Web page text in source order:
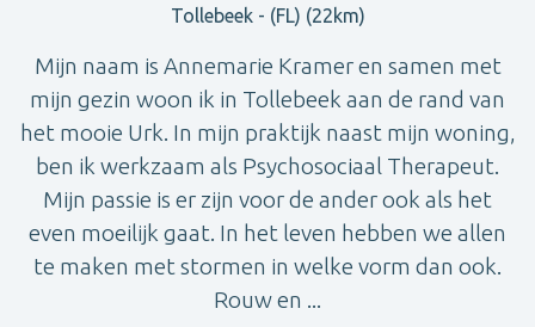
Tollebeek - (FL) (22km)
Mijn naam is Annemarie Kramer en samen met
mijn gezin woon ik in Tollebeek aan de rand van
het mooie Urk. In mijn praktijk naast mijn woning,
ben ik werkzaam als Psychosociaal Therapeut.
Mijn passie is er zijn voor de ander ook als het
even moeilijk gaat. In het leven hebben we allen
te maken met stormen in welke vorm dan ook.
Rouw en ...